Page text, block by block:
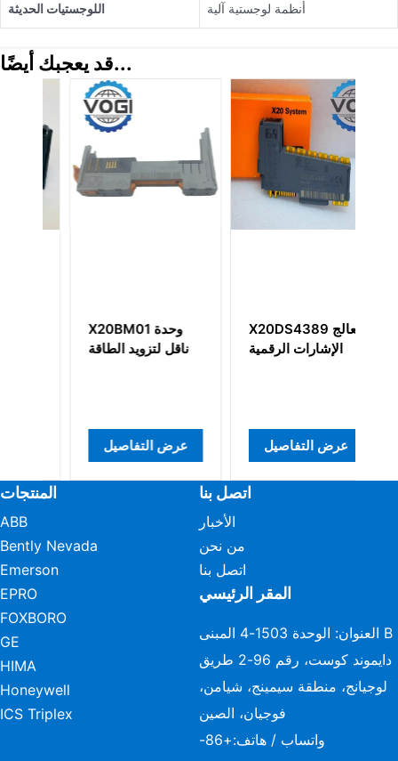
اللوجستيات الحديثة أنظمة لوجستية آلية
قد يعجبك أيضًا...
X20BM01 وحدة
ناقل لتزويد الطاقة
عرض التفاصيل
X20DS4389 معالج
الإشارات الرقمية
عرض التفاصيل
المنتجات
ABB
Bently Nevada
Emerson
EPRO
FOXBORO
GE
HIMA
Honeywell
ICS Triplex
اتصل بنا
الأخبار
من نحن
اتصل بنا
المقر الرئيسي
العنوان: الوحدة 1503-4 المبنى B
دايموند كوست، رقم 96-2 طريق
لوجيانج، منطقة سيمينج، شيامن،
فوجيان، الصين
واتساب / هاتف:
+86-